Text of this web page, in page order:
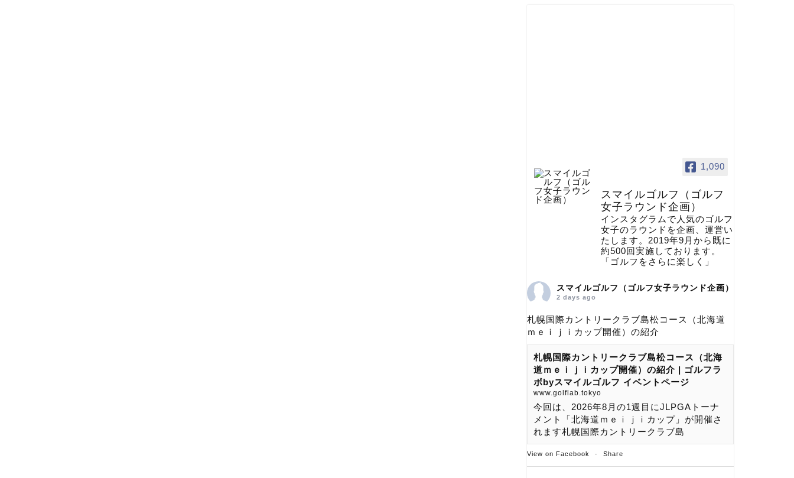
1,090
スマイルゴルフ（ゴルフ
女子ラウンド企画）
インスタグラムで人気のゴルフ
女子のラウンドを企画、運営い
たします。2019年9月から既に
約500回実施しております。
「ゴルフをさらに楽しく」
スマイルゴルフ（ゴルフ女子ラウンド企画）
2 days ago
札幌国際カントリークラブ島松コース（北海道
ｍｅｉｊｉカップ開催）の紹介
札幌国際カントリークラブ島松コース（北海
道ｍｅｉｊｉカップ開催）の紹介 | ゴルフラ
ボbyスマイルゴルフ イベントページ
www.golflab.tokyo
今回は、2026年8月の1週目にJLPGAトーナ
メント「北海道ｍｅｉｊｉカップ」が開催さ
れます札幌国際カントリークラブ島
View on Facebook · Share